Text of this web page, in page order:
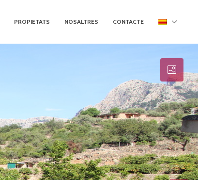
PROPIETATS NOSALTRES CONTACTE